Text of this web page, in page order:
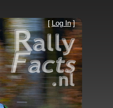
[ Log In]